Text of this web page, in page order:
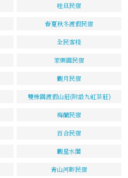
哇旦民宿
春夏秋冬渡假民宿
全民客棧
家樂園民宿
觀月民宿
雙橡園渡假山莊(附設九虹茶莊)
梅蘭民宿
百合民宿
觀星水閣
青山河畔民宿